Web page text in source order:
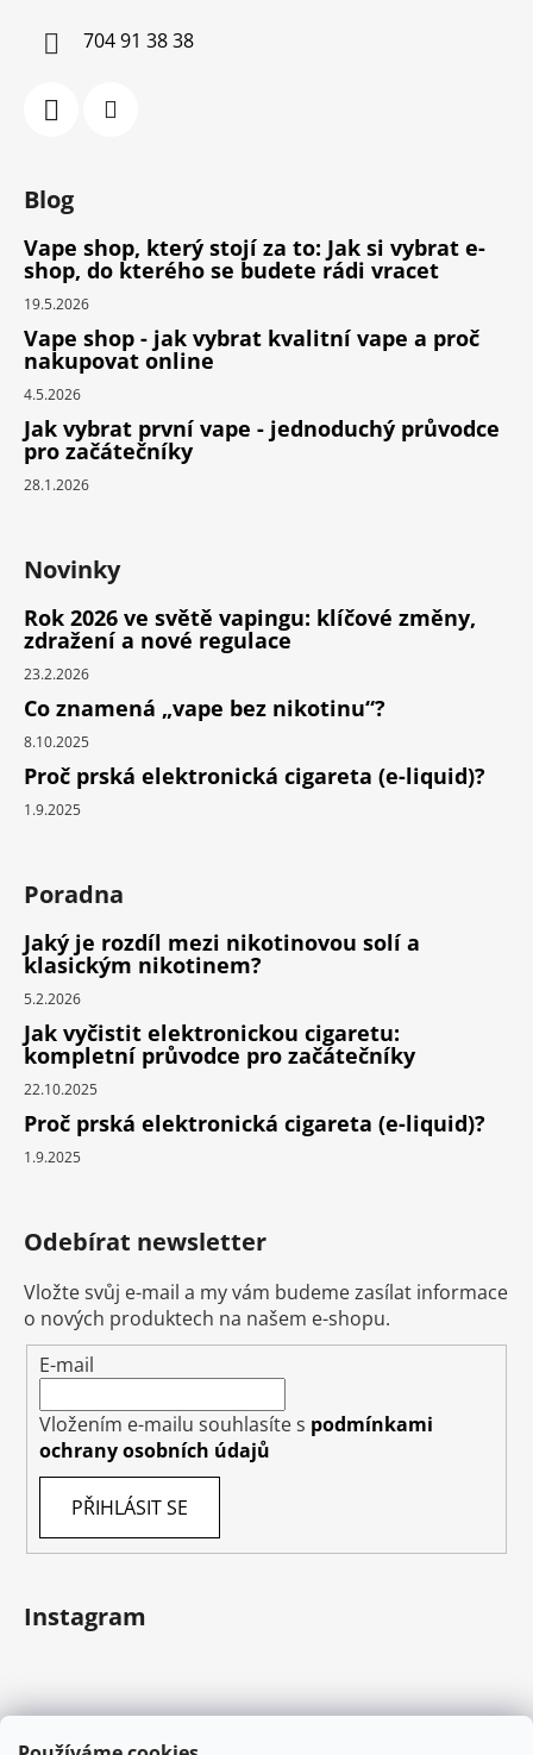
704 91 38 38
Blog
Vape shop, který stojí za to: Jak si vybrat e-
shop, do kterého se budete rádi vracet
19.5.2026
Vape shop - jak vybrat kvalitní vape a proč
nakupovat online
4.5.2026
Jak vybrat první vape - jednoduchý průvodce
pro začátečníky
28.1.2026
Novinky
Rok 2026 ve světě vapingu: klíčové změny,
zdražení a nové regulace
23.2.2026
Co znamená „vape bez nikotinu“?
8.10.2025
Proč prská elektronická cigareta (e-liquid)?
1.9.2025
Poradna
Jaký je rozdíl mezi nikotinovou solí a
klasickým nikotinem?
5.2.2026
Jak vyčistit elektronickou cigaretu:
kompletní průvodce pro začátečníky
22.10.2025
Proč prská elektronická cigareta (e-liquid)?
1.9.2025
Odebírat newsletter
Vložte svůj e-mail a my vám budeme zasílat informace
o nových produktech na našem e-shopu.
E-mail
Vložením e-mailu souhlasíte s podmínkami
ochrany osobních údajů
PŘIHLÁSIT SE
Instagram